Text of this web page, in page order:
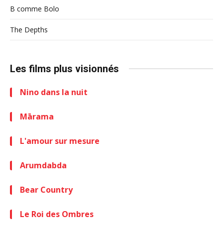
B comme Bolo
The Depths
Les films plus visionnés
Nino dans la nuit
Mārama
L'amour sur mesure
Arumdabda
Bear Country
Le Roi des Ombres